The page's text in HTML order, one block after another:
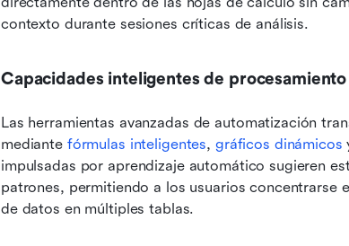
contexto durante sesiones críticas de análisis.
Capacidades inteligentes de
Las herramientas avanzadas de automatización
mediante fórmulas inteligentes, gráficos dinámicos
impulsadas por aprendizaje automático sugieren
patrones, permitiendo a los usuarios concentrarse
de datos en múltiples tablas.